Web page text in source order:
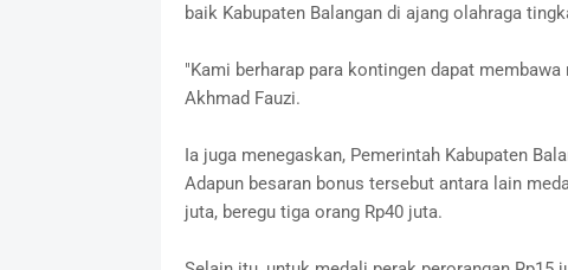
baik Kabupaten Balangan di ajang olahraga
"Kami berharap para kontingen dapat
Akhmad Fauzi.
Ia juga menegaskan, Pemerintah Kabupaten
Adapun besaran bonus tersebut antara lain
juta, beregu tiga orang Rp40 juta.